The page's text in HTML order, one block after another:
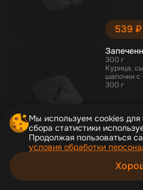
Мы используем cookies
сбора статистики
Продолжая пользоваться
условия обработки
Каталог Акции
539 ₽
300 г
Курица,
шапочки с
300 г
539 ₽
Курица,
шапочки